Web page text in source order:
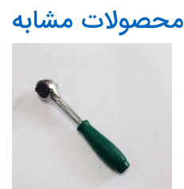
محصولات مشابه